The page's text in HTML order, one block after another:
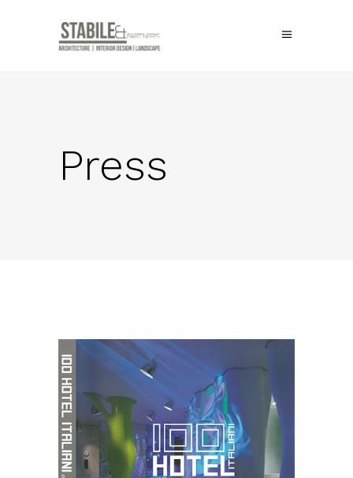
Press